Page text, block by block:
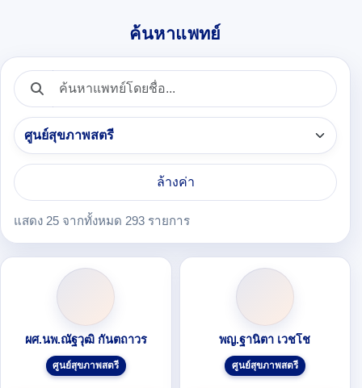
ค้นหาแพทย์
ล้างค่า
แสดง 25 จากทั้งหมด 293 รายการ
แสดง 25 จากทั้งหมด 293 รายการ
ผศ.นพ.ณัฐวุฒิ กันตถาวร
ศูนย์สุขภาพสตรี
พญ.ฐานิตา เวชโช
ศูนย์สุขภาพสตรี